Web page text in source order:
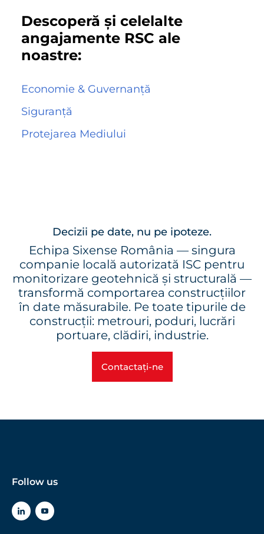
Descoperă și celelalte
angajamente RSC ale
noastre:
Economie & Guvernanță
Siguranță
Protejarea Mediului
Decizii pe date, nu pe ipoteze.
Echipa Sixense România — singura
companie locală autorizată ISC pentru
monitorizare geotehnică și structurală —
transformă comportarea construcțiilor
în date măsurabile. Pe toate tipurile de
construcții: metrouri, poduri, lucrări
portuare, clădiri, industrie.
Contactați-ne
Follow us